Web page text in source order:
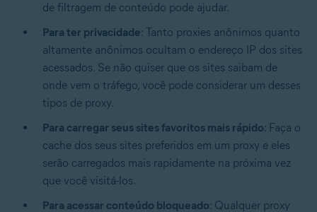
de filtragem de conteúdo pode ajudar.
Para ter privacidade: Tanto proxies anônimos quanto
altamente anônimos ocultam o endereço IP dos sites
acessados. Se não quiser que os sites saibam de
onde vem o tráfego, você pode considerar um desses
tipos de proxy.
Para carregar seus sites favoritos mais rápido: Faça o
cache dos seus sites preferidos em um proxy e eles
serão carregados mais rapidamente na próxima vez
que você visitá-los.
Para acessar conteúdo bloqueado: Qualquer proxy